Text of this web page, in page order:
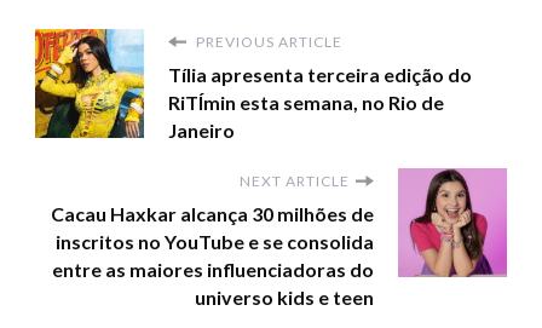
PREVIOUS ARTICLE
Tília apresenta terceira edição do
RiTÍmin esta semana, no Rio de
Janeiro
NEXT ARTICLE
Cacau Haxkar alcança 30 milhões de
inscritos no YouTube e se consolida
entre as maiores influenciadoras do
universo kids e teen